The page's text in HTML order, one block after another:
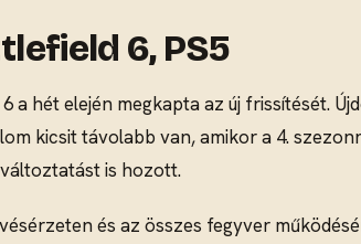
6, PS5
a hét elején megkapta az új frissítését.
kicsit távolabb van, amikor a 4.
is hozott.
és az összes fegyver